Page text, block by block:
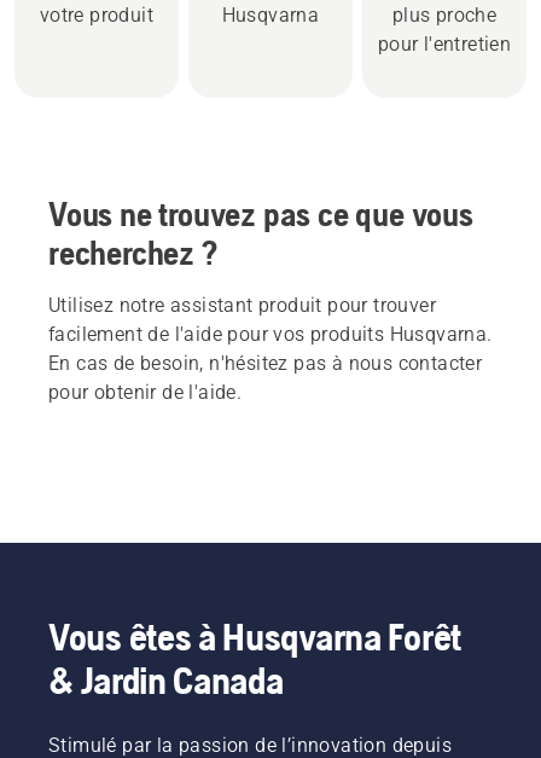
votre produit
Husqvarna
plus proche
pour l'entretien
Vous ne trouvez pas ce que vous
recherchez ?
Utilisez notre assistant produit pour trouver
facilement de l'aide pour vos produits Husqvarna.
En cas de besoin, n'hésitez pas à nous contacter
pour obtenir de l'aide.
Vous êtes à Husqvarna Forêt
& Jardin Canada
Stimulé par la passion de l’innovation depuis